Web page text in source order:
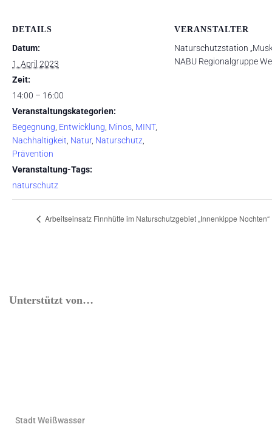
DETAILS
Datum:
1. April 2023
Zeit:
14:00 – 16:00
Veranstaltungskategorien:
Begegnung Entwicklung Minos MINT,
Nachhaltigkeit Natur, Naturschutz
Prävention
Veranstaltung-Tags:
naturschutz
VERANSTALTER
Naturschutzstation
NABU Regionalgruppe
Arbeitseinsatz Finnhütte im Naturschutzgebiet „Innenkippe Nochten“
Unterstützt von…
Stadt Weißwasser